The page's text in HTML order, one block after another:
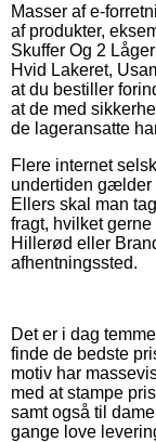
Masser af e-
af produkter,
Skuffer Og 2
Hvid Lakeret,
at du bestiller
at de med
de lageransatte
Flere internet
undertiden gælder
Ellers skal man
fragt, hvilket
Hillerød eller
afhentningssted.
Det er i dag
finde de bedste
motiv har
med at stampe
samt også til
gange love